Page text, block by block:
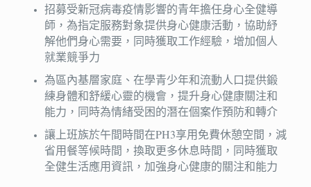
招募受新冠病毒疫情影響的青年擔任身心全健導
師，為指定服務對象提供身心健康活動，協助紓
解他們身心需要，同時獲取工作經驗，增加個人
就業競爭力
為區內基層家庭、在學青少年和流動人口提供鍛
練身體和舒緩心靈的機會，提升身心健康關注和
能力，同時為情緒受困的潛在個案作預防和轉介
讓上班族於午間時間在PH3享用免費休憩空間，減
省用餐等候時間，換取更多休息時間，同時獲取
全健生活應用資訊，加強身心健康的關注和能力